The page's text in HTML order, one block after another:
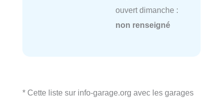
ouvert dimanche :
non renseigné
* Cette liste sur info-garage.org avec les garages